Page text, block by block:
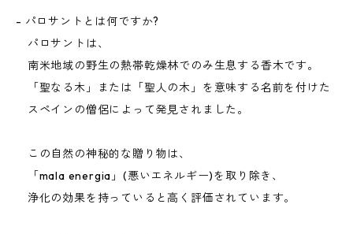
- パロサントとは何ですか?
パロサントは、
南米地域の野生の熱帯乾燥林でのみ生息する香木です。
「聖なる木」または「聖人の木」を意味する名前を付けた
スペインの僧侶によって発見されました。
この自然の神秘的な贈り物は、
「mala energia」(悪いエネルギー)を取り除き、
浄化の効果を持っていると高く評価されています。